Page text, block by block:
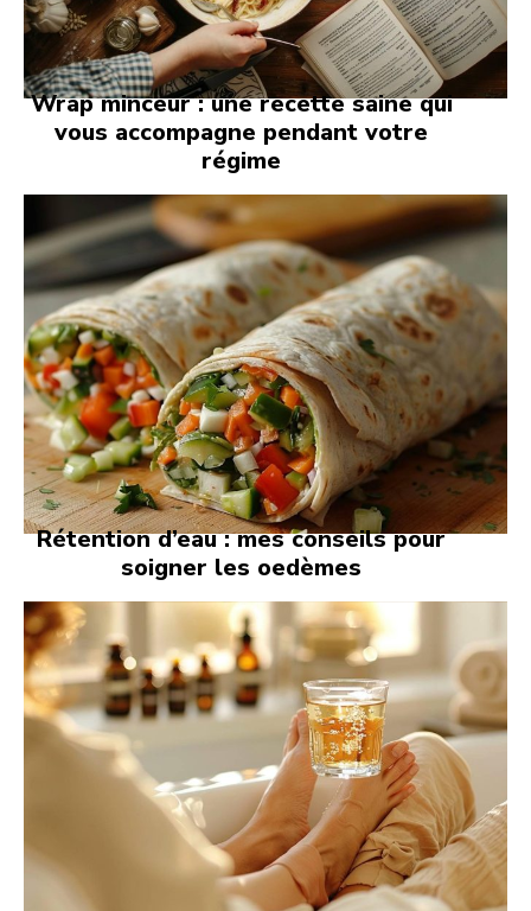
Wrap minceur : une recette saine qui
vous accompagne pendant votre
régime
Rétention d’eau : mes conseils pour
soigner les oedèmes